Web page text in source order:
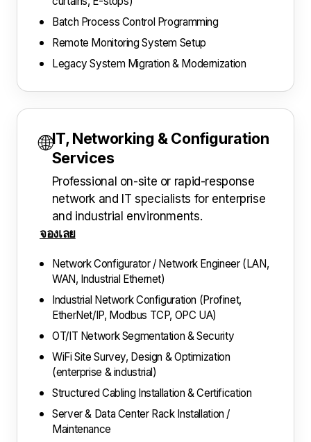
Batch Process Control Programming
Remote Monitoring System Setup
Legacy System Migration & Modernization
🌐IT, Networking & Configuration
Services
Professional on-site or rapid-response
network and IT specialists for enterprise
and industrial environments.
จองเลย
Network Configurator / Network Engineer (LAN,
WAN, Industrial Ethernet)
Industrial Network Configuration (Profinet,
EtherNet/IP, Modbus TCP, OPC UA)
OT/IT Network Segmentation & Security
WiFi Site Survey, Design & Optimization
(enterprise & industrial)
Structured Cabling Installation & Certification
Server & Data Center Rack Installation /
Maintenance